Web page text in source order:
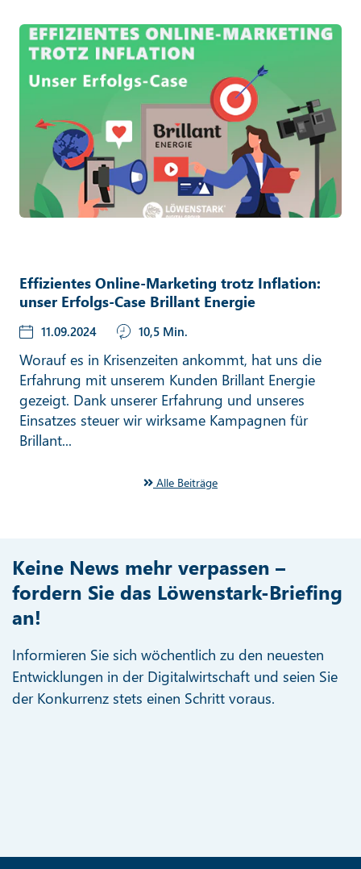
Effizientes Online-Marketing trotz Inflation:
unser Erfolgs-Case Brillant Energie
11.09.2024 10,5 Min.
Worauf es in Krisenzeiten ankommt, hat uns die
Erfahrung mit unserem Kunden Brillant Energie
gezeigt. Dank unserer Erfahrung und unseres
Einsatzes steuer wir wirksame Kampagnen für
Brillant...
Alle Beiträge
Keine News mehr verpassen –
fordern Sie das Löwenstark-Briefing
an!
Informieren Sie sich wöchentlich zu den neuesten
Entwicklungen in der Digitalwirtschaft und seien Sie
der Konkurrenz stets einen Schritt voraus.